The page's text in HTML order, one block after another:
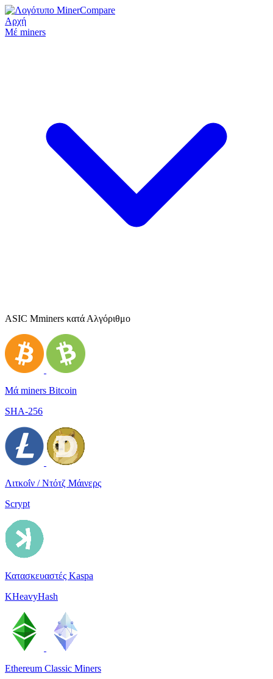
Αρχή
Μέ miners
ASIC Μminers κατά Αλγόριθμο
Μά miners Bitcoin
SHA-256
Λιτκοΐν / Ντότζ Μάινερς
Scrypt
Κατασκευαστές Kaspa
KHeavyHash
Ethereum Classic Miners